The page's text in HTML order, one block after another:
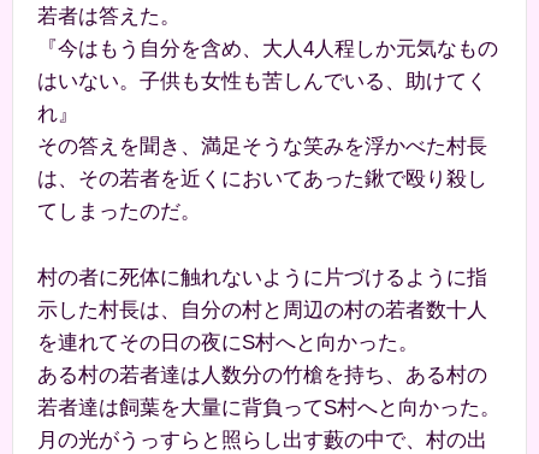
若者は答えた。
『今はもう自分を含め、大人4人程しか元気なもの
はいない。子供も女性も苦しんでいる、助けてく
れ』
その答えを聞き、満足そうな笑みを浮かべた村長
は、その若者を近くにおいてあった鍬で殴り殺し
てしまったのだ。
村の者に死体に触れないように片づけるように指
示した村長は、自分の村と周辺の村の若者数十人
を連れてその日の夜にS村へと向かった。
ある村の若者達は人数分の竹槍を持ち、ある村の
若者達は飼葉を大量に背負ってS村へと向かった。
月の光がうっすらと照らし出す藪の中で、村の出